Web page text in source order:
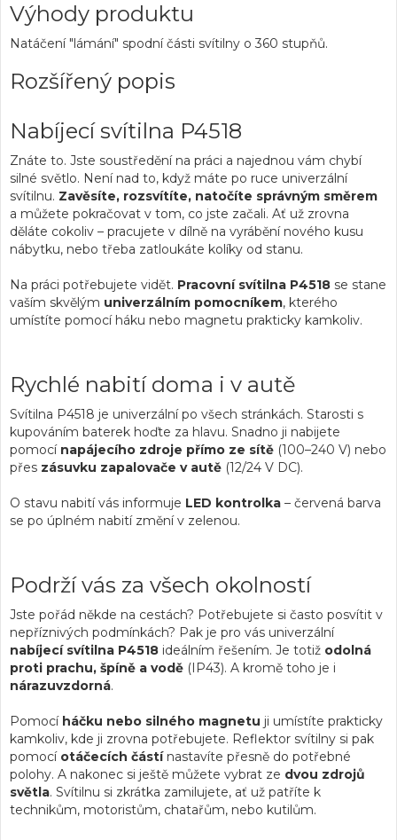
Výhody produktu
Natáčení "lámání" spodní části svítilny o 360 stupňů.
Rozšířený popis
Nabíjecí svítilna P4518
Znáte to. Jste soustředění na práci a najednou vám chybí
silné světlo. Není nad to, když máte po ruce univerzální
svítilnu. Zavěsíte, rozsvítíte, natočíte správným směrem
a můžete pokračovat v tom, co jste začali. Ať už zrovna
děláte cokoliv – pracujete v dílně na vyrábění nového kusu
nábytku, nebo třeba zatloukáte kolíky od stanu.
Na práci potřebujete vidět. Pracovní svítilna P4518 se stane
vaším skvělým univerzálním pomocníkem, kterého
umístíte pomocí háku nebo magnetu prakticky kamkoliv.
Rychlé nabití doma i v autě
Svítilna P4518 je univerzální po všech stránkách. Starosti s
kupováním baterek hoďte za hlavu. Snadno ji nabijete
pomocí napájecího zdroje přímo ze sítě (100–240 V) nebo
přes zásuvku zapalovače v autě (12/24 V DC).
O stavu nabití vás informuje LED kontrolka – červená barva
se po úplném nabití změní v zelenou.
Podrží vás za všech okolností
Jste pořád někde na cestách? Potřebujete si často posvítit v
nepříznivých podmínkách? Pak je pro vás univerzální
nabíjecí svítilna P4518 ideálním řešením. Je totiž odolná
proti prachu, špíně a vodě (IP43). A kromě toho je i
nárazuvzdorná.
Pomocí háčku nebo silného magnetu ji umístíte prakticky
kamkoliv, kde ji zrovna potřebujete. Reflektor svítilny si pak
pomocí otáčecích částínastavíte přesně do potřebné
polohy. A nakonec si ještě můžete vybrat ze dvou zdrojů
světla. Svítilnu si zkrátka zamilujete, ať už patříte k
technikům, motoristům, chatařům, nebo kutilům.